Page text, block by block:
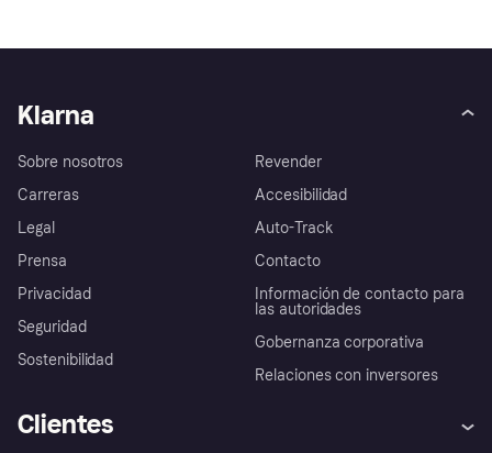
Klarna
Sobre nosotros
Carreras
Legal
Prensa
Privacidad
Seguridad
Sostenibilidad
Revender
Accesibilidad
Auto-Track
Contacto
Información de contacto para
las autoridades
Gobernanza corporativa
Relaciones con inversores
Clientes